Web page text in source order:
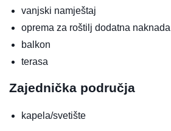
vanjski namještaj
oprema za roštilj dodatna naknada
balkon
terasa
Zajednička područja
kapela/svetište